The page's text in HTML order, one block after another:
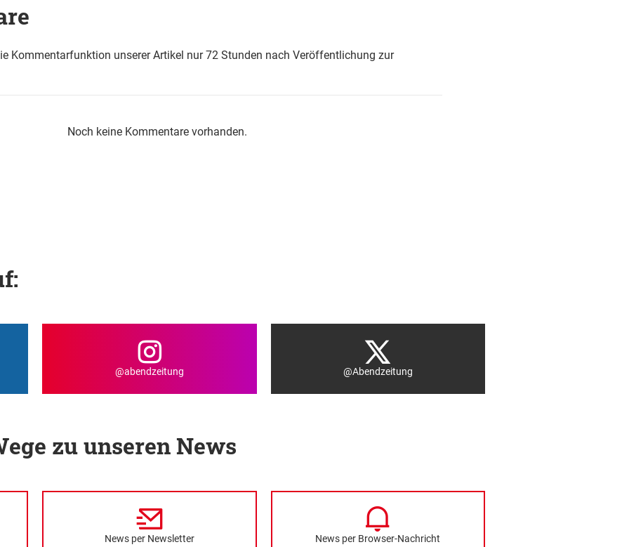
Kommentarfunktion unserer Artikel nur 72 Stunden nach Veröffentlichung zur
Noch keine Kommentare vorhanden.
@abendzeitung @Abendzeitung
zu unseren News
News per Newsletter News per Browser-Nachricht